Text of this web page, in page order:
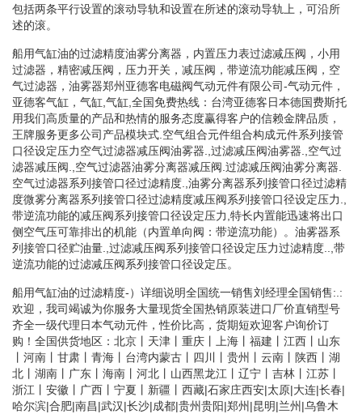
包括两条平行设置的滚动导轨和设置在所述的滚动导轨上，可沿所
述的滚。
船用气缸油的过滤精度油雾分离器，内置压力表过滤减压阀，小用
过滤器，精密减压阀，压力开关，减压阀，带逆流功能减压阀，空
气过滤器，油雾器郑州亚德客电磁阀气动元件有限公司-气动元件，
亚德客气缸，气缸,气缸,全国免费热线：台湾亚德客日本德国费斯托
用我们高质量的产品和热情的服务态度赢得客户的信赖金牌品质，
王牌服务更多公司产品模块式.空气组合元件组合构成元件系列接管
口径设定压力空气过滤器减压阀油雾器.,过滤减压阀油雾器.,空气过
滤器减压阀.,空气过滤器油雾分离器减压阀.过滤减压阀油雾分离器.
空气过滤器系列接管口径过滤精度.,油雾分离器系列接管口径过滤精
度微雾分离器系列接管口径过滤精度减压阀系列接管口径设定压力.,
带逆流功能的减压阀系列接管口径设定压力,特长内置能迅速将出口
侧空气压可靠排出的机能（内置单向阀：带逆流功能）。油雾器系
列接管口径贮油量.,过滤减压阀系列接管口径设定压力过滤精度..,带
逆流功能的过滤减压阀系列接管口径设定压。
船用气缸油的过滤精度-）详细说明全国统一销售刘经理全国销售:.:
欢迎，我司竭诚为你服务大量现货全国热销原装进口厂价直销型号
齐全一级代理日本气动元件，性价比高，货期短欢迎客户询价订
购！全国供货地区：北京丨天津丨重庆丨上海丨福建丨江西丨山东
丨河南丨甘肃丨青海丨台湾内蒙古丨四川丨贵州丨云南丨陕西丨湖
北丨湖南丨广东丨海南丨河北丨山西黑龙江丨辽宁丨吉林丨江苏丨
浙江丨安徽丨广西丨宁夏丨新疆丨西藏|石家庄西安|太原|大连|长春|
哈尔滨|合肥|南昌|武汉|长沙|成都|贵州贵阳|郑州|昆明|兰州|乌鲁木